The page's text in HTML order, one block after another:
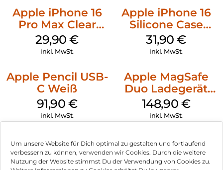
Um unsere Website für Dich optimal zu gestalten und fortlaufend
verbessern zu können, verwenden wir Cookies. Durch die weitere
Nutzung der Website stimmst Du der Verwendung von Cookies zu.
Apple iPhone 16
Pro Max Clear
Case MagSafe
Transparent
29,90€
inkl. MwSt.
Apple iPhone 16
Silicone Case
MagSafe Fuchsia
31,90€
inkl. MwSt.
Apple Pencil USB-
C Weiß
91,90 €
inkl. MwSt.
Apple MagSafe
Duo Ladegerät
Weiß
148,90 €
inkl. MwSt.